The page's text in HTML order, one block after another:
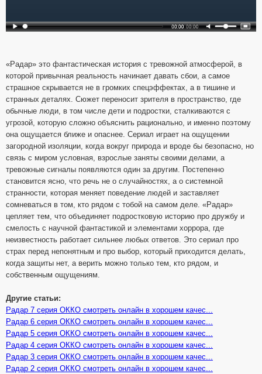
«Радар» это фантастическая история с тревожной атмосферой, в
которой привычная реальность начинает давать сбои, а самое
страшное скрывается не в громких спецэффектах, а в тишине и
странных деталях. Сюжет переносит зрителя в пространство, где
обычные люди, в том числе дети и подростки, сталкиваются с
угрозой, которую сложно объяснить рационально, и именно поэтому
она ощущается ближе и опаснее. Сериал играет на ощущении
загородной изоляции, когда вокруг природа и вроде бы безопасно, но
связь с миром условная, взрослые заняты своими делами, а
тревожные сигналы появляются один за другим. Постепенно
становится ясно, что речь не о случайностях, а о системной
странности, которая меняет поведение людей и заставляет
сомневаться в том, кто рядом с тобой на самом деле. «Радар»
цепляет тем, что объединяет подростковую историю про дружбу и
смелость с научной фантастикой и элементами хоррора, где
неизвестность работает сильнее любых ответов. Это сериал про
страх перед непонятным и про выбор, который приходится делать,
когда защиты нет, а верить можно только тем, кто рядом, и
собственным ощущениям.
Другие статьи:
Радар 7 серия ОККО смотреть онлайн в хорошем качес...
Радар 6 серия ОККО смотреть онлайн в хорошем качес...
Радар 5 серия ОККО смотреть онлайн в хорошем качес...
Радар 4 серия ОККО смотреть онлайн в хорошем качес...
Радар 3 серия ОККО смотреть онлайн в хорошем качес...
Радар 2 серия ОККО смотреть онлайн в хорошем качес...